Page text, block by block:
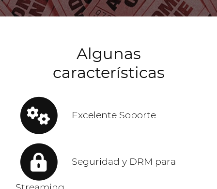
Algunas
características
Excelente Soporte
Seguridad y DRM para